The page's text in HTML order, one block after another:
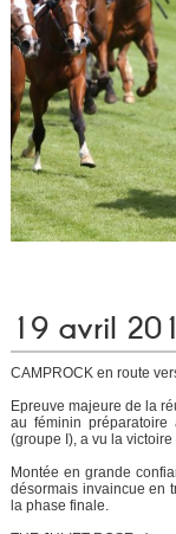
19 avril
CAMPROCK en route
Epreuve majeure de la
au féminin
(groupe I), a vu la
Montée en grande
désormais invaincue en
la phase finale.